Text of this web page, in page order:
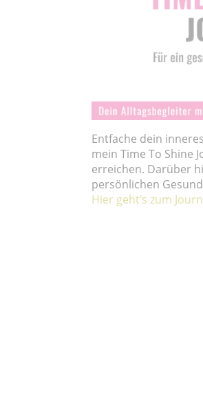
Entfache dein
mein Time To Shine
erreichen. Darüber
persönlichen
Hier geht’s zum